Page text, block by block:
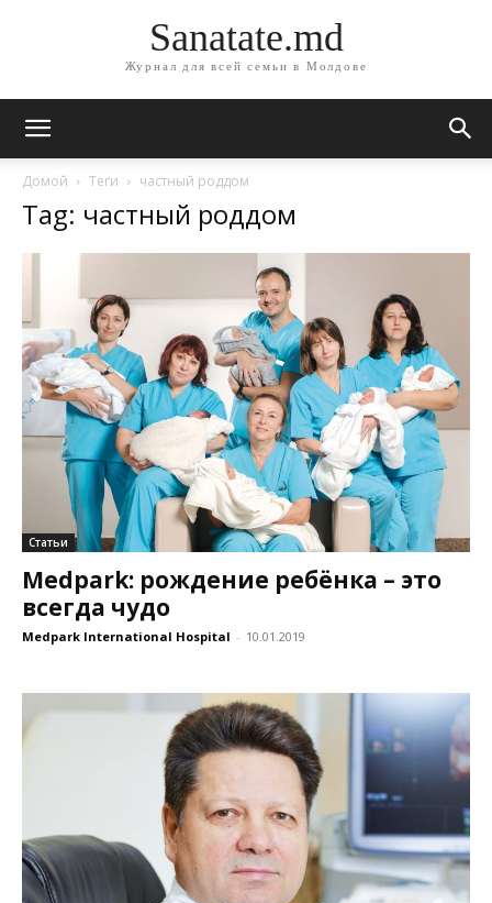
Sanatate.md
Журнал для всей семьи в Молдове
Домой Теги частный роддом
Tag: частный роддом
Статьи
Medpark: рождение ребёнка – это
всегда чудо
Medpark International Hospital - 10.01.2019